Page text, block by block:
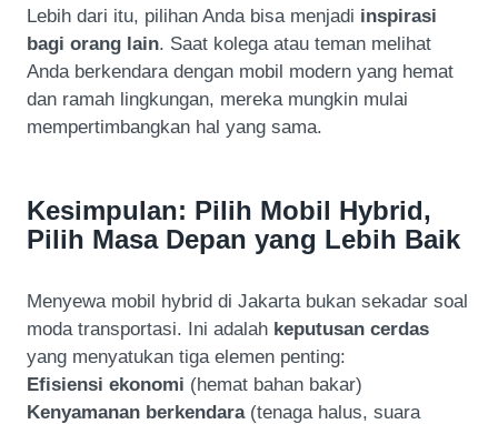
Lebih dari itu, pilihan Anda bisa menjadi inspirasi
bagi orang lain. Saat kolega atau teman melihat
Anda berkendara dengan mobil modern yang hemat
dan ramah lingkungan, mereka mungkin mulai
mempertimbangkan hal yang sama.
Kesimpulan: Pilih Mobil Hybrid,
Pilih Masa Depan yang Lebih Baik
Menyewa mobil hybrid di Jakarta bukan sekadar soal
moda transportasi. Ini adalah keputusan cerdas
yang menyatukan tiga elemen penting:
Efisiensi ekonomi (hemat bahan bakar)
Kenyamanan berkendara(tenaga halus, suara